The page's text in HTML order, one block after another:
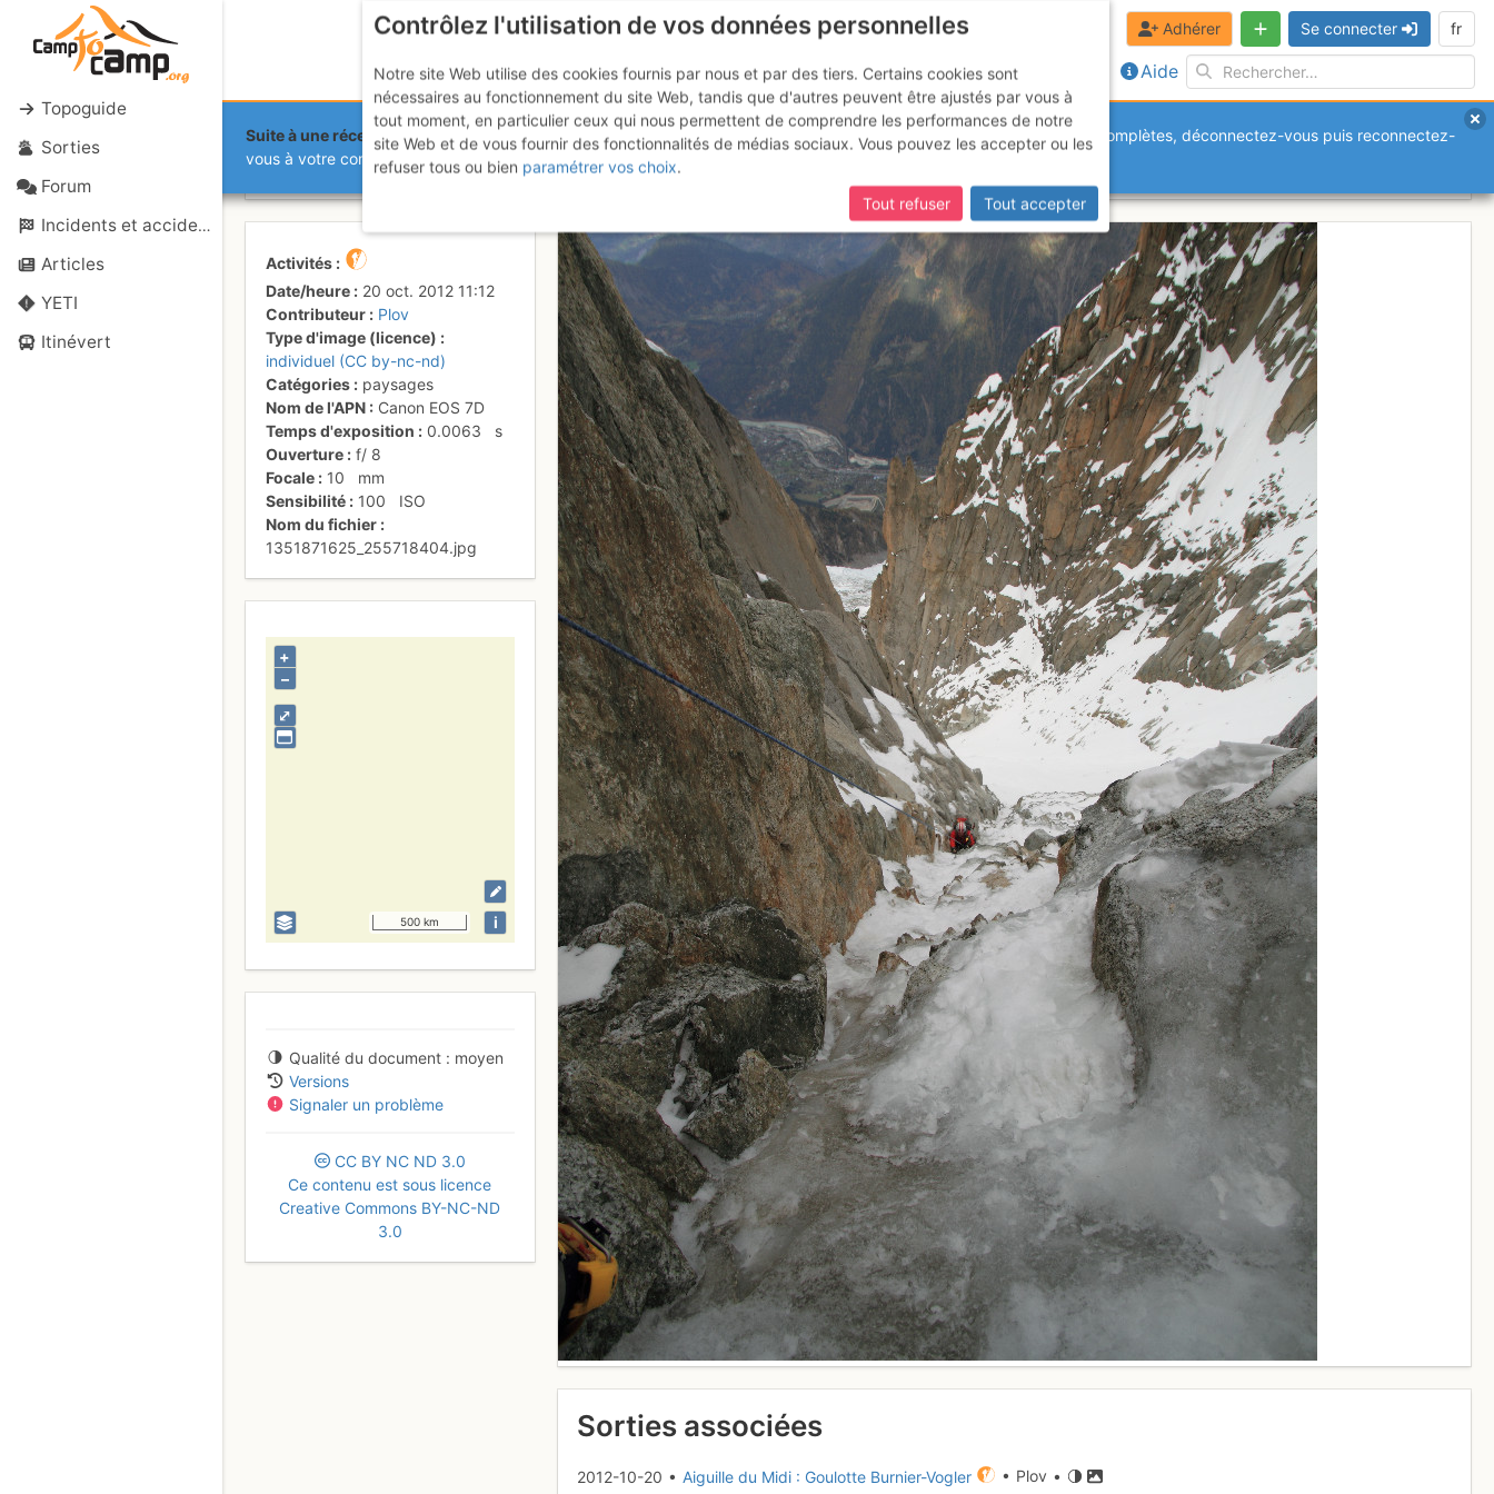
Topoguide
Sorties
Forum
Incidents et accidents
Articles
YETI
Itinévert
Aide
Adhérer Se connecter fr
Suite à une récente et importante mise à jour du site,si certaines pages ne sont plus accessibles, manquantes ou incomplètes, déconnectez-vous puis reconnectez-
vous à votre compte sur le site.
Goulotte Burnier-Vogler
Activités
Date/heure
20 oct. 2012 11:12
Contributeur
Plov
Type d'image (licence)
individuel (CC by-nc-nd)
Catégories
paysages
Nom de l'APN
Canon EOS 7D
Temps d'exposition
0.0063
s
Ouverture
f/8
Focale
10
mm
Sensibilité
100
ISO
Nom du fichier
1351871625_255718404.jpg
⤢
+
–
500 km i
Qualité du document
moyen
Versions
Signaler un problème
CC BY NC ND 3.0
Ce contenu est sous licence
Creative Commons BY-NC-ND
3.0
Sorties associées
2012-10-20 • Aiguille du Midi : Goulotte Burnier-Vogler • Plov •
Contrôlez l'utilisation de vos données personnelles
Notre site Web utilise des cookies fournis par nous et par des tiers. Certains cookies sont
nécessaires au fonctionnement du site Web, tandis que d'autres peuvent être ajustés par vous à
tout moment, en particulier ceux qui nous permettent de comprendre les performances de notre
site Web et de vous fournir des fonctionnalités de médias sociaux. Vous pouvez les accepter ou les
refuser tous ou bien paramétrer vos choix.
Tout refuser
Tout accepter